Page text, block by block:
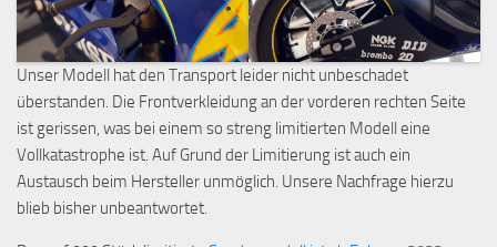
Unser Modell hat den Transport leider nicht unbeschadet
überstanden. Die Frontverkleidung an der vorderen rechten Seite
ist gerissen, was bei einem so streng limitierten Modell eine
Vollkatastrophe ist. Auf Grund der Limitierung ist auch ein
Austausch beim Hersteller unmöglich. Unsere Nachfrage hierzu
blieb bisher unbeantwortet.